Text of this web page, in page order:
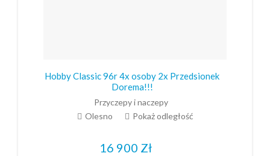
Hobby Classic 96r 4x osoby 2x Przedsionek
Dorema!!!
Przyczepy i naczepy
Olesno
Pokaż odległość
16 900 Zł